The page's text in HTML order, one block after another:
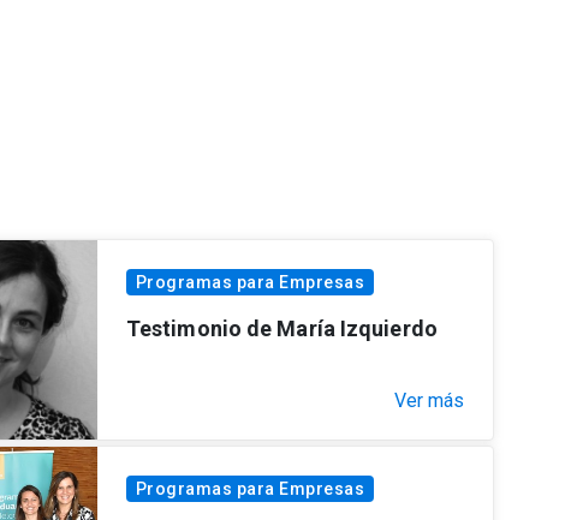
Programas para Empresas
Testimonio de María Izquierdo
Ver más
Programas para Empresas